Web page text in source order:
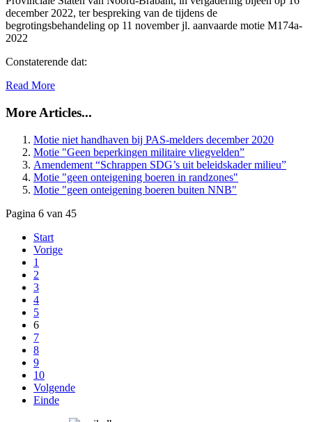
december 2022, ter bespreking van de tijdens de
begrotingsbehandeling op 11 november jl. aanvaarde motie M174a-
2022
Constaterende dat:
Read More
More Articles...
Motie niet handhaven bij PAS-melders december 2020
Motie "Geen beperkingen militaire vliegvelden”
Amendement “Schrappen SDG’s uit beleidskader milieu”
Motie "geen onteigening boeren in randzones"
Motie "geen onteigening boeren buiten NNB"
Pagina 6 van 45
Start
Vorige
1
2
3
4
5
6
7
8
9
10
Volgende
Einde